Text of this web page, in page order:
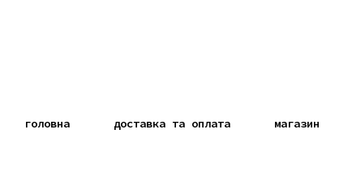
головна магазин
доставка та оплата